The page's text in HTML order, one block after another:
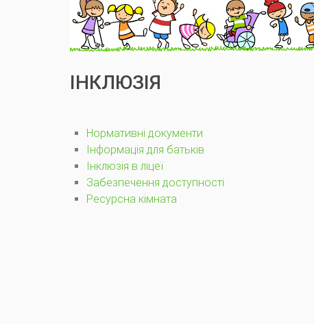
ІНКЛЮЗІЯ
Нормативні документи
Інформація для батьків
Інклюзія в ліцеї
Забезпечення доступності
Ресурсна кімната